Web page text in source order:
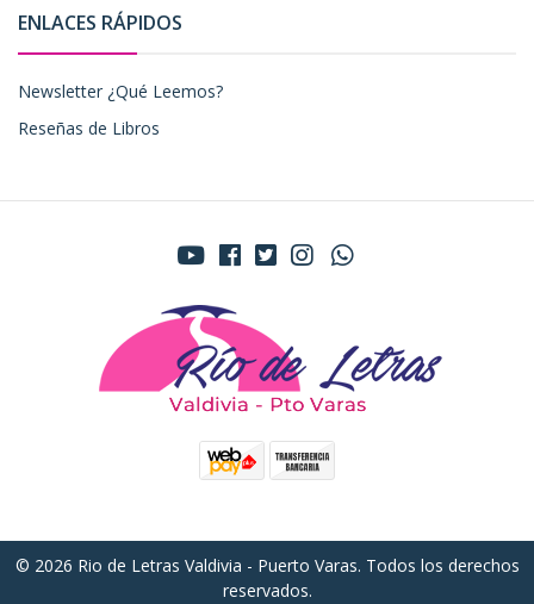
ENLACES RÁPIDOS
Newsletter ¿Qué Leemos?
Reseñas de Libros
© 2026 Rio de Letras Valdivia - Puerto Varas. Todos los derechos
reservados.